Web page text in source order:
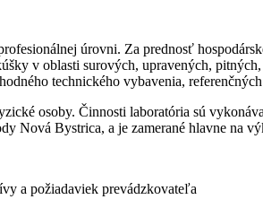
úrovni. Za prednosť
v oblasti surových, upravených,
technického vybavenia,
osoby. Činnosti laboratória sú
Nová Bystrica, a je zamerané hlavne na
a požiadaviek prevádzkovateľa